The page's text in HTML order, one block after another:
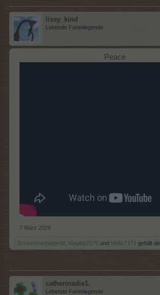
lissy_kind
Lebende Forenlegende
Peace
7 März 2026
Schlummerpieps68 Magitta7070 und Idefix7171 gefällt
catherinadie1.
Lebende Forenlegende